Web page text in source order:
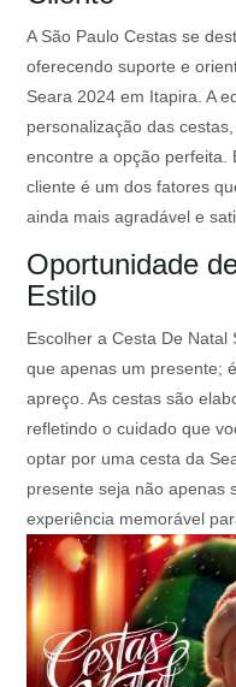
A São Paulo Cestas se
oferecendo suporte e
Seara 2024 em Itapira. A
personalização das
encontre a opção perfeita.
cliente é um dos fatores
ainda mais agradável e
Oportunidade
Estilo
Escolher a Cesta De
que apenas um presente;
apreço. As cestas são
refletindo o cuidado que
optar por uma cesta da
presente seja não apenas
experiência memorável